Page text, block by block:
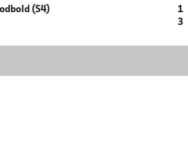
(S4)
1
3